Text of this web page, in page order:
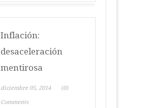
Inflación:
desaceleración
mentirosa
diciembre 05, 2014 (0)
Comments